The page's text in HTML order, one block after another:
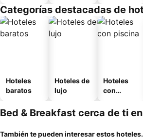
o
Categorías destacadas de
Hoteles
baratos
Hoteles de
lujo
Hoteles
con
Bed & Breakfast cerca de ti
También te pueden interesar estos